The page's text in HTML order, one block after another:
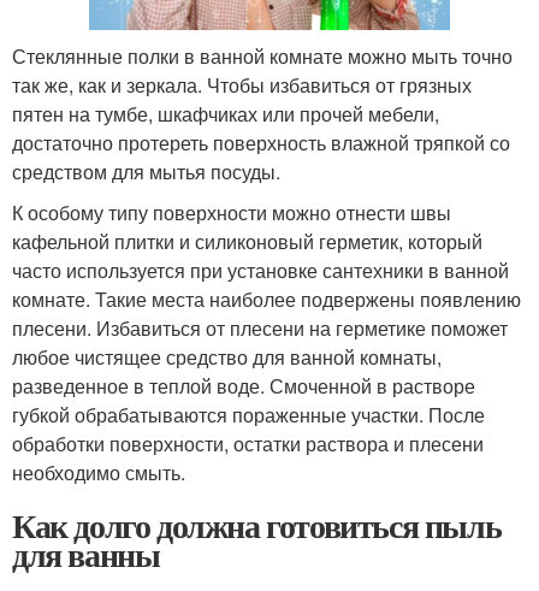
Стеклянные полки в ванной комнате можно мыть точно
так же, как и зеркала. Чтобы избавиться от грязных
пятен на тумбе, шкафчиках или прочей мебели,
достаточно протереть поверхность влажной тряпкой со
средством для мытья посуды.
К особому типу поверхности можно отнести швы
кафельной плитки и силиконовый герметик, который
часто используется при установке сантехники в ванной
комнате. Такие места наиболее подвержены появлению
плесени. Избавиться от плесени на герметике поможет
любое чистящее средство для ванной комнаты,
разведенное в теплой воде. Смоченной в растворе
губкой обрабатываются пораженные участки. После
обработки поверхности, остатки раствора и плесени
необходимо смыть.
Как долго должна готовиться пыль
для ванны